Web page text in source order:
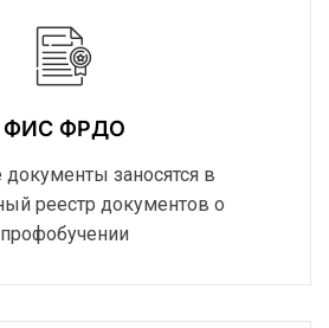
ФИС ФРДО
заносятся в
реестр документов о
профобучении